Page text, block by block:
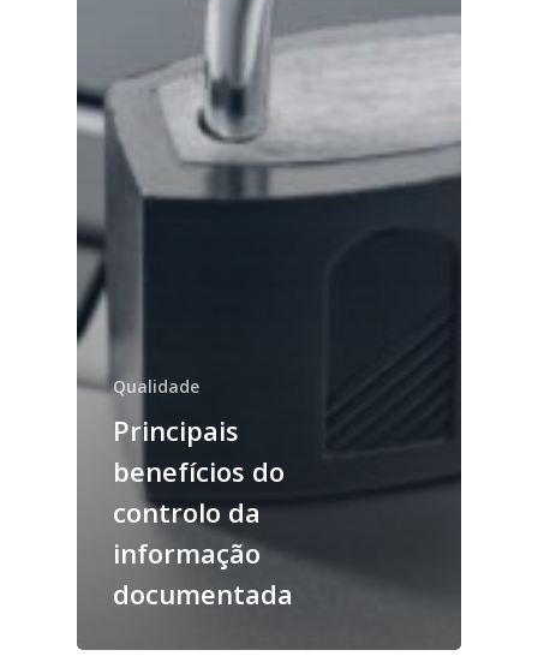
Qualidade
Principais
benefícios do
controlo da
informação
documentada